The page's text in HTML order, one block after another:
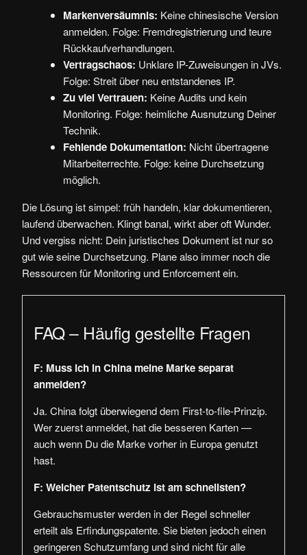
Markenversäumnis: Keine chinesische Version
anmelden. Folge: Fremdregistrierung und teure
Rückkaufverhandlungen.
Vertragschaos: Unklare IP-Zuweisungen in JVs.
Folge: Streit über neu entstandenes IP.
Zu viel Vertrauen: Keine Audits und kein
Monitoring. Folge: heimliche Ausnutzung Deiner
Technik.
Fehlende Dokumentation: Nicht übertragene
Mitarbeiterrechte. Folge: keine Durchsetzung
möglich.
Die Lösung ist simpel: früh handeln, klar dokumentieren,
laufend überwachen. Klingt banal, wirkt aber oft Wunder.
Und vergiss nicht: Dein juristisches Dokument ist nur so
gut wie seine Durchsetzung. Plane also immer noch die
Ressourcen für Monitoring und Enforcement ein.
FAQ – Häufig gestellte Fragen
F: Muss ich in China meine Marke separat
anmelden?
Ja. China folgt überwiegend dem First-to-file-Prinzip.
Wer zuerst anmeldet, hat die besseren Karten —
auch wenn Du die Marke vorher in Europa genutzt
hast.
F: Welcher Patentschutz ist am schnellsten?
Gebrauchsmuster werden in der Regel schneller
erteilt als Erfindungspatente. Sie bieten jedoch einen
geringeren Schutzumfang und sind nicht für alle